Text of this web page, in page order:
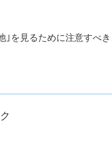
を見るために注意すべき